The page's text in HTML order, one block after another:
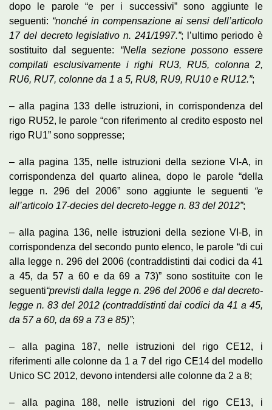
dopo le parole “e per i successivi” sono aggiunte le
seguenti: “nonché in compensazione ai sensi dell’articolo
17 del decreto legislativo n. 241/1997.”; l’ultimo periodo è
sostituito dal seguente: “Nella sezione possono essere
compilati esclusivamente i righi RU3, RU5, colonna 2,
RU6, RU7, colonne da 1 a 5, RU8, RU9, RU10 e RU12.”;
– alla pagina 133 delle istruzioni, in corrispondenza del
rigo RU52, le parole “con riferimento al credito esposto nel
rigo RU1” sono soppresse;
– alla pagina 135, nelle istruzioni della sezione VI-A, in
corrispondenza del quarto alinea, dopo le parole “della
legge n. 296 del 2006” sono aggiunte le seguenti “e
all’articolo 17-decies del decreto-legge n. 83 del 2012”;
– alla pagina 136, nelle istruzioni della sezione VI-B, in
corrispondenza del secondo punto elenco, le parole “di cui
alla legge n. 296 del 2006 (contraddistinti dai codici da 41
a 45, da 57 a 60 e da 69 a 73)” sono sostituite con le
seguenti“previsti dalla legge n. 296 del 2006 e dal decreto-
legge n. 83 del 2012 (contraddistinti dai codici da 41 a 45,
da 57 a 60, da 69 a 73 e 85)”;
– alla pagina 187, nelle istruzioni del rigo CE12, i
riferimenti alle colonne da 1 a 7 del rigo CE14 del modello
Unico SC 2012, devono intendersi alle colonne da 2 a 8;
– alla pagina 188, nelle istruzioni del rigo CE13, i